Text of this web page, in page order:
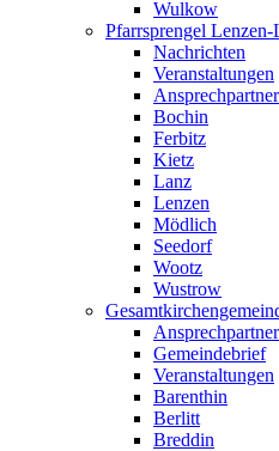
Wulkow
Pfarrsprengel
Nachrichten
Veranstaltungen
Bochin
Ferbitz
Kietz
Lanz
Lenzen
Mödlich
Seedorf
Wootz
Wustrow
Gemeindebrief
Veranstaltungen
Barenthin
Berlitt
Breddin